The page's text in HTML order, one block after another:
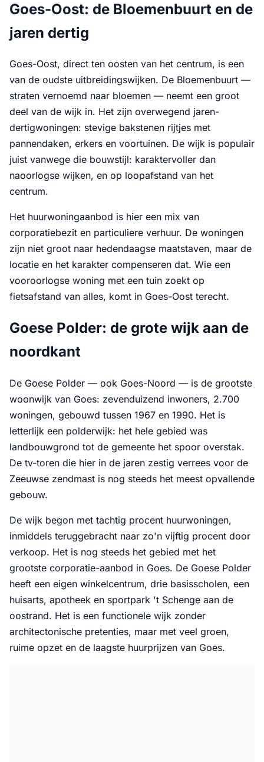
Goes-Oost: de Bloemenbuurt en de
jaren dertig
Goes-Oost, direct ten oosten van het centrum, is een
van de oudste uitbreidingswijken. De Bloemenbuurt —
straten vernoemd naar bloemen — neemt een groot
deel van de wijk in. Het zijn overwegend jaren-
dertigwoningen: stevige bakstenen rijtjes met
pannendaken, erkers en voortuinen. De wijk is populair
juist vanwege die bouwstijl: karaktervoller dan
naoorlogse wijken, en op loopafstand van het
centrum.
Het huurwoningaanbod is hier een mix van
corporatiebezit en particuliere verhuur. De woningen
zijn niet groot naar hedendaagse maatstaven, maar de
locatie en het karakter compenseren dat. Wie een
vooroorlogse woning met een tuin zoekt op
fietsafstand van alles, komt in Goes-Oost terecht.
Goese Polder: de grote wijk aan de
noordkant
De Goese Polder — ook Goes-Noord — is de grootste
woonwijk van Goes: zevenduizend inwoners, 2.700
woningen, gebouwd tussen 1967 en 1990. Het is
letterlijk een polderwijk: het hele gebied was
landbouwgrond tot de gemeente het spoor overstak.
De tv-toren die hier in de jaren zestig verrees voor de
Zeeuwse zendmast is nog steeds het meest opvallende
gebouw.
De wijk begon met tachtig procent huurwoningen,
inmiddels teruggebracht naar zo'n vijftig procent door
verkoop. Het is nog steeds het gebied met het
grootste corporatie-aanbod in Goes. De Goese Polder
heeft een eigen winkelcentrum, drie basisscholen, een
huisarts, apotheek en sportpark 't Schenge aan de
oostrand. Het is een functionele wijk zonder
architectonische pretenties, maar met veel groen,
ruime opzet en de laagste huurprijzen van Goes.